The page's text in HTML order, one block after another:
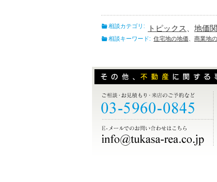
相談カテゴリ: トピックス 地価
相談キーワード: 住宅地の地価、 商業地